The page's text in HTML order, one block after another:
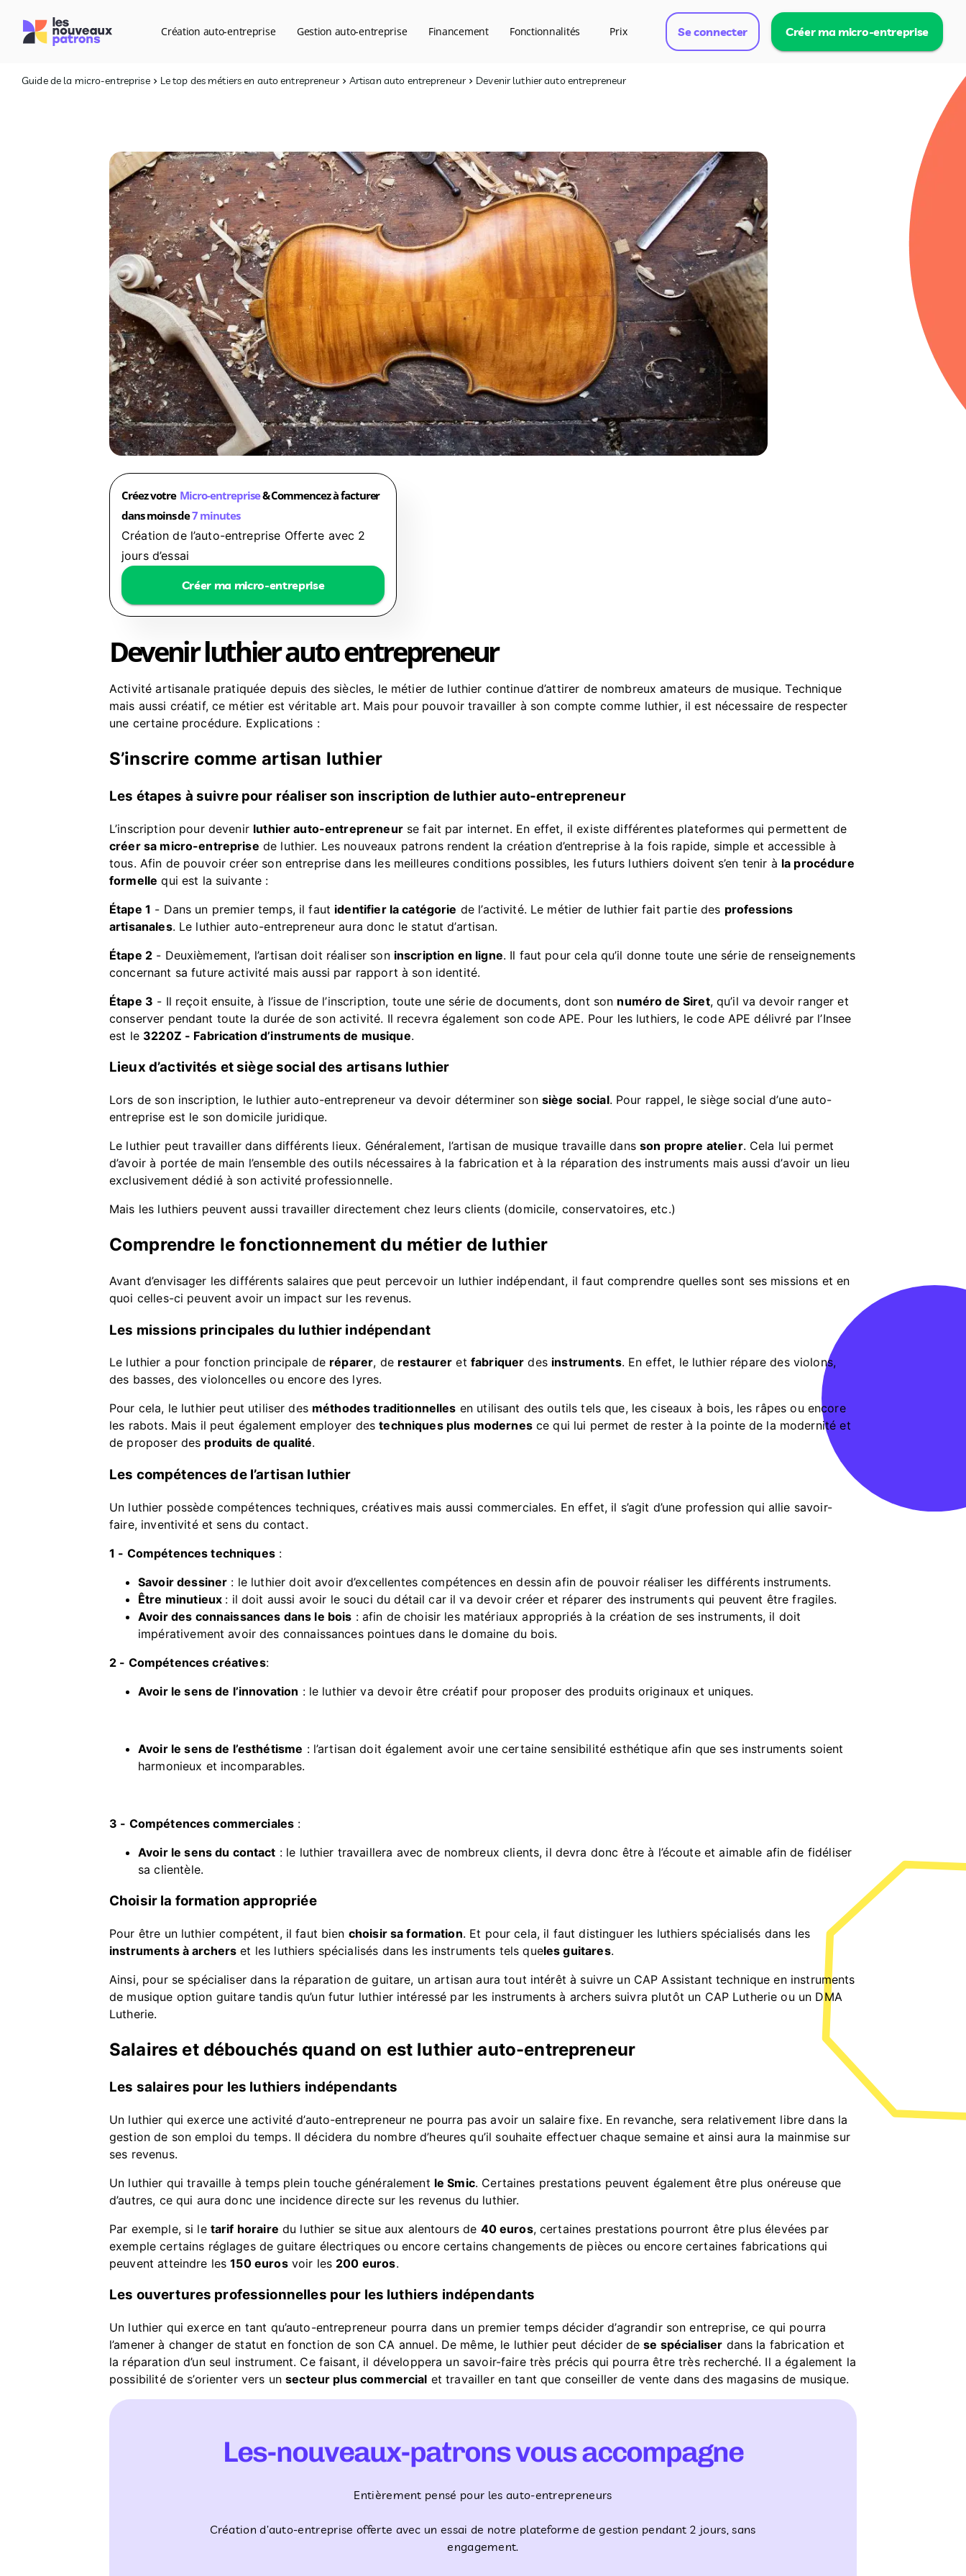
Création auto-entreprise Gestion auto-entreprise Financement Fonctionnalités Prix Se connecter Créer ma micro-entreprise
Guide de la micro-entreprise Le top des métiers en auto entrepreneur Artisan auto entrepreneur Devenir luthier auto entrepreneur
Créez votre Micro-entreprise& Commencez à facturer
dans moins de7 minutes
Création de l’auto-entreprise Offerte avec 2
jours d’essai
Créer ma micro-entreprise
Devenir luthier auto entrepreneur
Activité artisanale pratiquée depuis des siècles, le métier de luthier continue d’attirer de nombreux amateurs de musique. Technique
mais aussi créatif, ce métier est véritable art. Mais pour pouvoir travailler à son compte comme luthier, il est nécessaire de respecter
une certaine procédure. Explications :
S’inscrire comme artisan luthier
Les étapes à suivre pour réaliser son inscription de luthier auto-entrepreneur
L’inscription pour devenir luthier auto-entrepreneurse fait par internet. En effet, il existe différentes plateformes qui permettent de
créer sa micro-entreprise de luthier. Les nouveaux patrons rendent la création d’entreprise à la fois rapide, simple et accessible à
tous. Afin de pouvoir créer son entreprise dans les meilleures conditions possibles, les futurs luthiers doivent s’en tenir à la procédure
formelle qui est la suivante :
Étape 1 - Dans un premier temps, il faut identifier la catégorie de l’activité. Le métier de luthier fait partie des professions
artisanales. Le luthier auto-entrepreneur aura donc le statut d’artisan.
Étape 2 - Deuxièmement, l’artisan doit réaliser son inscription en ligne. Il faut pour cela qu’il donne toute une série de renseignements
concernant sa future activité mais aussi par rapport à son identité.
Étape 3 - Il reçoit ensuite, à l’issue de l’inscription, toute une série de documents, dont son numéro de Siret, qu’il va devoir ranger et
conserver pendant toute la durée de son activité. Il recevra également son code APE. Pour les luthiers, le code APE délivré par l’Insee
est le 3220Z - Fabrication d’instruments de musique.
Lieux d’activités et siège social des artisans luthier
Lors de son inscription, le luthier auto-entrepreneur va devoir déterminer son siège social. Pour rappel, le siège social d’une auto-
entreprise est le son domicile juridique.
Le luthier peut travailler dans différents lieux. Généralement, l’artisan de musique travaille dansson propre atelier. Cela lui permet
d’avoir à portée de main l’ensemble des outils nécessaires à la fabrication et à la réparation des instruments mais aussi d’avoir un lieu
exclusivement dédié à son activité professionnelle.
Mais les luthiers peuvent aussi travailler directement chez leurs clients (domicile, conservatoires, etc.)
Comprendre le fonctionnement du métier de luthier
Avant d’envisager les différents salaires que peut percevoir un luthier indépendant, il faut comprendre quelles sont ses missions et en
quoi celles-ci peuvent avoir un impact sur les revenus.
Les missions principales du luthier indépendant
Le luthier a pour fonction principale de réparer, de restaurer et fabriquer des instruments. En effet, le luthier répare des violons,
des basses, des violoncelles ou encore des lyres.
Pour cela, le luthier peut utiliser des méthodes traditionnelles en utilisant des outils tels que, les ciseaux à bois, les râpes ou encore
les rabots. Mais il peut également employer destechniques plus modernesce qui lui permet de rester à la pointe de la modernité et
de proposer des produits de qualité.
Les compétences de l’artisan luthier
Un luthier possède compétences techniques, créatives mais aussi commerciales. En effet, il s’agit d’une profession qui allie savoir-
faire, inventivité et sens du contact.
1 - Compétences techniques:
Savoir dessiner : le luthier doit avoir d’excellentes compétences en dessin afin de pouvoir réaliser les différents instruments.
Être minutieux : il doit aussi avoir le souci du détail car il va devoir créer et réparer des instruments qui peuvent être fragiles.
Avoir des connaissances dans le bois : afin de choisir les matériaux appropriés à la création de ses instruments, il doit
impérativement avoir des connaissances pointues dans le domaine du bois.
2 - Compétences créatives:
Avoir le sens de l’innovation : le luthier va devoir être créatif pour proposer des produits originaux et uniques.
Avoir le sens de l’esthétisme : l’artisan doit également avoir une certaine sensibilité esthétique afin que ses instruments soient
harmonieux et incomparables.
3 - Compétences commerciales :
Avoir le sens du contact : le luthier travaillera avec de nombreux clients, il devra donc être à l’écoute et aimable afin de fidéliser
sa clientèle.
Choisir la formation appropriée
Pour être un luthier compétent, il faut bien choisir sa formation. Et pour cela, il faut distinguer les luthiers spécialisés dans les
instruments à archers et les luthiers spécialisés dans les instruments tels queles guitares.
Ainsi, pour se spécialiser dans la réparation de guitare, un artisan aura tout intérêt à suivre un CAP Assistant technique en instruments
de musique option guitare tandis qu’un futur luthier intéressé par les instruments à archers suivra plutôt un CAP Lutherie ou un DMA
Lutherie.
Salaires et débouchés quand on est luthier auto-entrepreneur
Les salaires pour les luthiers indépendants
Un luthier qui exerce une activité d’auto-entrepreneur ne pourra pas avoir un salaire fixe. En revanche, sera relativement libre dans la
gestion de son emploi du temps. Il décidera du nombre d’heures qu’il souhaite effectuer chaque semaine et ainsi aura la mainmise sur
ses revenus.
Un luthier qui travaille à temps plein touche généralement le Smic. Certaines prestations peuvent également être plus onéreuse que
d’autres, ce qui aura donc une incidence directe sur les revenus du luthier.
Par exemple, si le tarif horaire du luthier se situe aux alentours de 40 euros, certaines prestations pourront être plus élevées par
exemple certains réglages de guitare électriques ou encore certains changements de pièces ou encore certaines fabrications qui
peuvent atteindre les150 eurosvoir les 200 euros.
Les ouvertures professionnelles pour les luthiers indépendants
Un luthier qui exerce en tant qu’auto-entrepreneur pourra dans un premier temps décider d’agrandir son entreprise, ce qui pourra
l’amener à changer de statut en fonction de son CA annuel. De même, le luthier peut décider dese spécialiser dans la fabrication et
la réparation d’un seul instrument. Ce faisant, il développera un savoir-faire très précis qui pourra être très recherché. Il a également la
possibilité de s’orienter vers unsecteur plus commercial et travailler en tant que conseiller de vente dans des magasins de musique.
Les-nouveaux-patrons vous accompagne
Entièrement pensé pour les auto-entrepreneurs
Création d’auto-entreprise offerte avec un essai de notre plateforme de gestion pendant 2 jours, sans
engagement.